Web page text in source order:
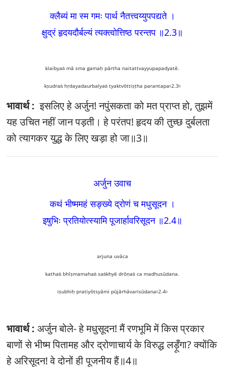
क्लैब्यं मा स्म गमः पार्थ नैतत्त्वय्युपपद्यते ।
क्षुद्रं हृदयदौर्बल्यं त्यक्त्वोत्तिष्ठ परन्तप ॥2.3॥
klaibyaṅ mā sma gamaḥ pārtha naitattvayyupapadyatē.
kṣudraṅ hṛdayadaurbalyaṅ tyaktvōttiṣṭha parantapa৷৷2.3৷৷
भावार्थ : इसलिए हे अर्जुन! नपुंसकता को मत प्राप्त हो, तुझमें
यह उचित नहीं जान पड़ती। हे परंतप! हृदय की तुच्छ दुर्बलता
को त्यागकर युद्ध के लिए खड़ा हो जा॥3॥
अर्जुन उवाच
कथं भीष्ममहं सङ्‍ख्ये द्रोणं च मधुसूदन ।
इषुभिः प्रतियोत्स्यामि पूजार्हावरिसूदन ॥2.4॥
arjuna uvāca
kathaṅ bhīṣmamahaṅ saṅkhyē drōṇaṅ ca madhusūdana.
iṣubhiḥ pratiyōtsyāmi pūjārhāvarisūdana৷৷2.4৷৷
भावार्थ :अर्जुन बोले- हे मधुसूदन! मैं रणभूमि में किस प्रकार
बाणों से भीष्म पितामह और द्रोणाचार्य के विरुद्ध लड़ूँगा? क्योंकि
हे अरिसूदन! वे दोनों ही पूजनीय हैं॥4॥